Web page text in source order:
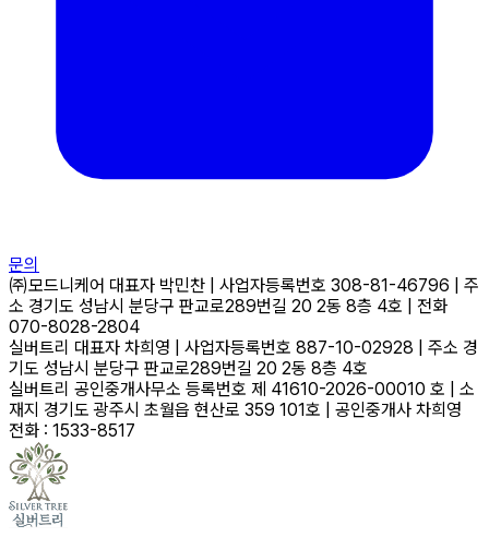
문의
㈜모드니케어 대표자 박민찬 사업자등록번호 308-81-46796
주
소 경기도 성남시 분당구 판교로289번길 20 2동 8층 4호
전화
070-8028-2804
실버트리 대표자 차희영 사업자등록번호 887-10-02928 주소 경
기도 성남시 분당구 판교로289번길 20 2동 8층 4호
실버트리 공인중개사무소 등록번호 제 41610-2026-00010 호
소
재지 경기도 광주시 초월읍 현산로 359 101호 공인중개사 차희영
전화 : 1533-8517